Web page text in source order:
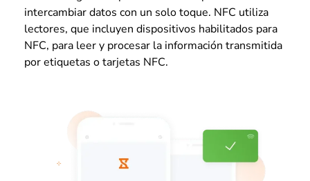
intercambiar datos con un solo toque. NFC utiliza
lectores, que incluyen dispositivos habilitados para
NFC, para leer y procesar la información transmitida
por etiquetas o tarjetas NFC.